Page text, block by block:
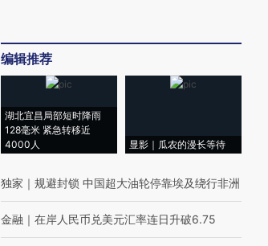
编辑推荐
湖北宜昌局部短时降雨
128毫米 紧急转移近
4000人
显影｜瓜农的漫长等待
独家 ｜ 规避封锁 中国超大油轮停靠埃及绕行非洲
金融 ｜ 在岸人民币兑美元汇率连日升破6.75